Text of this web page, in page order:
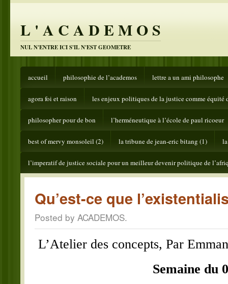
L ' A C A D E M O S
NUL N'ENTRE ICI S'IL N'EST GEOMETRE
accueil philosophie de l’academos lettre a un ami philosophe
agora foi et raison les enjeux politiques de la justice comme équité
philosopher pour de bon l’herméneutique à l’école de paul ricoeur
best of mervy monsoleil (2) la tribune de jean-eric bitang (1)
l’imperatif de justice sociale pour un meilleur devenir politique de
Qu’est-ce que
Posted by ACADEMOS.
L’Atelier des concepts, Par
Semaine du